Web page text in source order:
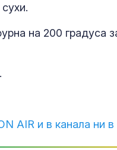
на 200 градуса
.
AIR и в канала ни в